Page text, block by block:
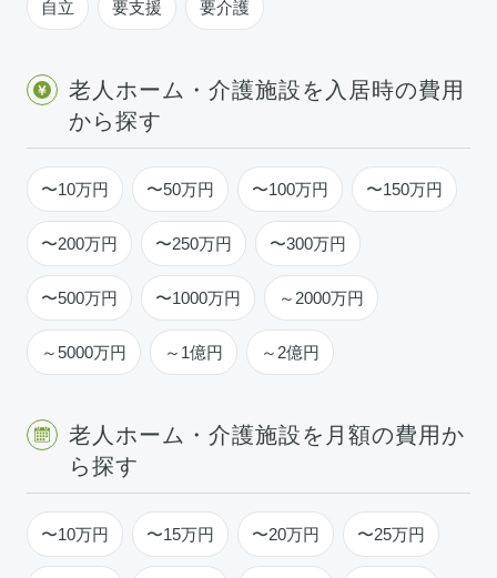
自立 要支援 要介護
老人ホーム・介護施設を入居時の費用
から探す
〜10万円 〜50万円 〜100万円 〜150万円
〜200万円 〜250万円 〜300万円
〜500万円 〜1000万円 ～2000万円
～5000万円 ～1億円 ～2億円
老人ホーム・介護施設を月額の費用か
ら探す
〜10万円 〜15万円 〜20万円 〜25万円